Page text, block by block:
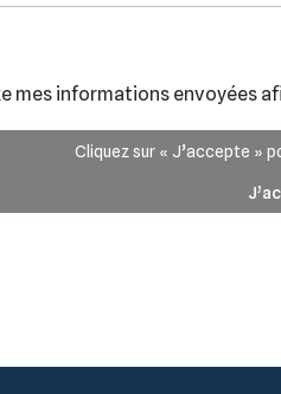
mes informations envoyées
Cliquez sur « J’accepte »